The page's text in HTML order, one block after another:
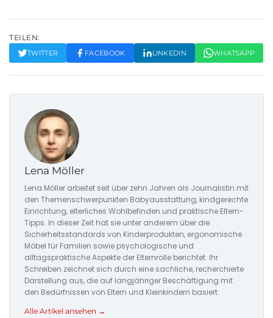
TEILEN:
TWITTER FACEBOOK LINKEDIN WHATSAPP
Lena Möller
Lena Möller arbeitet seit über zehn Jahren als Journalistin mit
den Themenschwerpunkten Babyausstattung, kindgerechte
Einrichtung, elterliches Wohlbefinden und praktische Eltern-
Tipps. In dieser Zeit hat sie unter anderem über die
Sicherheitsstandards von Kinderprodukten, ergonomische
Möbel für Familien sowie psychologische und
alltagspraktische Aspekte der Elternrolle berichtet. Ihr
Schreiben zeichnet sich durch eine sachliche, recherchierte
Darstellung aus, die auf langjähriger Beschäftigung mit
den Bedürfnissen von Eltern und Kleinkindern basiert.
Alle Artikel ansehen →